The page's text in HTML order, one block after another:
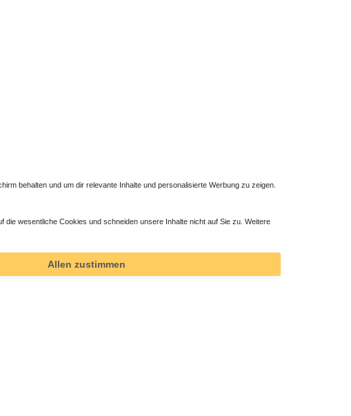
behalten und um dir relevante Inhalte und personalisierte Werbung zu zeigen.
die wesentliche Cookies und schneiden unsere Inhalte nicht auf Sie zu. Weitere
Allen zustimmen